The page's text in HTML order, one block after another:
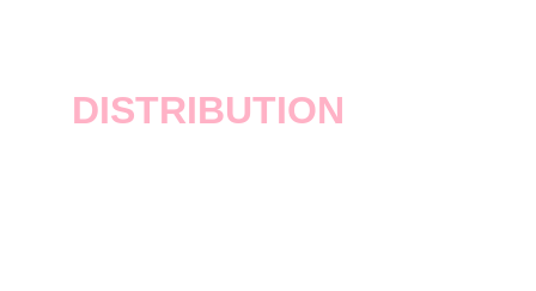
DISTRIBUTION